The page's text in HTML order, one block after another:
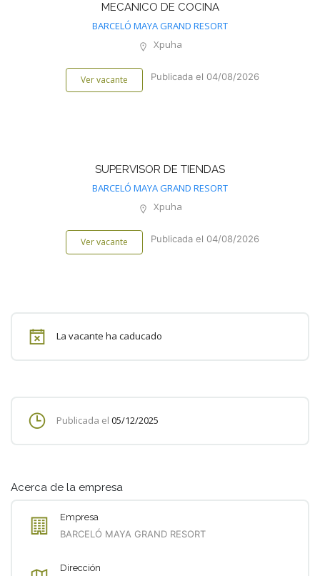
MECANICO DE COCINA
BARCELÓ MAYA GRAND RESORT
Xpuha
Ver vacante Publicada el 04/08/2026
SUPERVISOR DE TIENDAS
BARCELÓ MAYA GRAND RESORT
Xpuha
Ver vacante Publicada el 04/08/2026
La vacante ha caducado
Publicada el 05/12/2025
Acerca de la empresa
Empresa
BARCELÓ MAYA GRAND RESORT
Dirección